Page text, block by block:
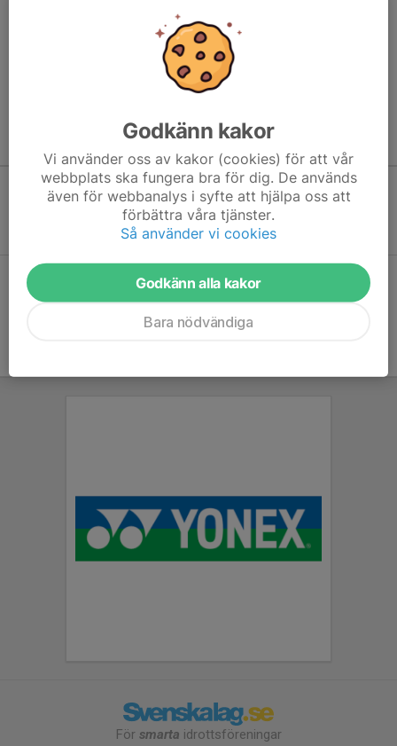
att kunna börja administrera hemsidan loggar du in högst upp till
Kommande aktiviteter
Inga aktiviteter inbokade
Hela kalendern
För smarta idrottsföreningar
Godkänn kakor
Vi använder oss av kakor (cookies) för att vår
webbplats ska fungera bra för dig. De används
även för webbanalys i syfte att hjälpa oss att
förbättra våra tjänster.
Så använder vi cookies
Godkänn alla kakor
Bara nödvändiga